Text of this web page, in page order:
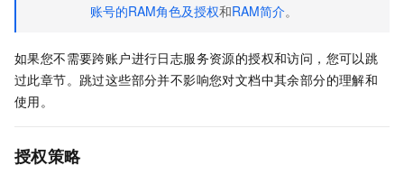
账号的RAM角色及授权和RAM简介。
如果您不需要跨账户进行日志服务资源的授权和访问，您可以跳
过此章节。跳过这些部分并不影响您对文档中其余部分的理解和
使用。
授权策略